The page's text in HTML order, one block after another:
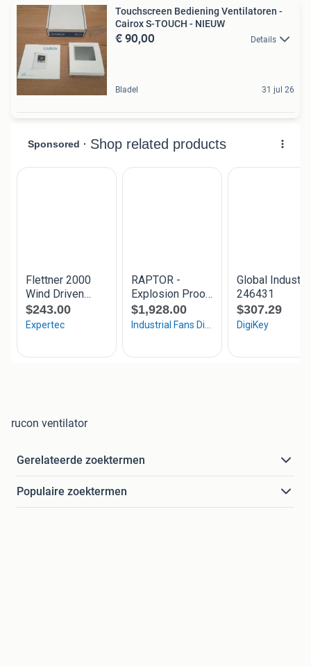
Touchscreen Bediening Ventilatoren -
Cairox S-TOUCH - NIEUW
€ 90,00 Details
Bladel 31 jul 26
rucon ventilator
Gerelateerde zoektermen
Populaire zoektermen